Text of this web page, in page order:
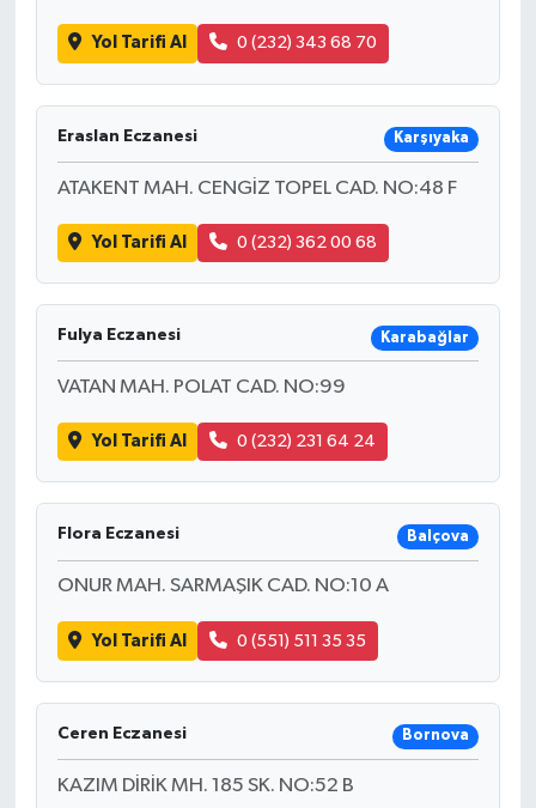
Yol Tarifi Al 0 (232) 343 68 70
Eraslan Eczanesi Karşıyaka
ATAKENT MAH. CENGİZ TOPEL CAD. NO:48 F
Yol Tarifi Al 0 (232) 362 00 68
Fulya Eczanesi Karabağlar
VATAN MAH. POLAT CAD. NO:99
Yol Tarifi Al 0 (232) 231 64 24
Flora Eczanesi Balçova
ONUR MAH. SARMAŞIK CAD. NO:10 A
Yol Tarifi Al 0 (551) 511 35 35
Ceren Eczanesi Bornova
KAZIM DİRİK MH. 185 SK. NO:52 B